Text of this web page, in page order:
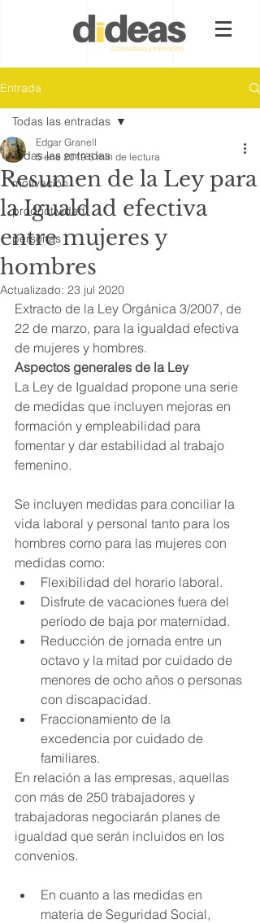
Entrada
Todas las entradas
motivación
productividad
personas
Todas las entradas
Resumen de la Ley para
la Igualdad efectiva
entre mujeres y
hombres
Edgar Granell
5 ene 2019 5 min de lectura
Actualizado: 23 jul 2020
Extracto de la Ley Orgánica 3/2007, de
22 de marzo, para la igualdad efectiva
de mujeres y hombres.
Aspectos generales de la Ley
La Ley de Igualdad propone una serie
de medidas que incluyen mejoras en
formación y empleabilidad para
fomentar y dar estabilidad al trabajo
femenino.
Se incluyen medidas para conciliar la
vida laboral y personal tanto para los
hombres como para las mujeres con
medidas como:
Flexibilidad del horario laboral.
Disfrute de vacaciones fuera del
período de baja por maternidad.
Reducción de jornada entre un
octavo y la mitad por cuidado de
menores de ocho años o personas
con discapacidad.
Fraccionamiento de la
excedencia por cuidado de
familiares.
En relación a las empresas, aquellas
con más de 250 trabajadores y
trabajadoras negociarán planes de
igualdad que serán incluidos en los
convenios.
En cuanto a las medidas en
materia de Seguridad Social,